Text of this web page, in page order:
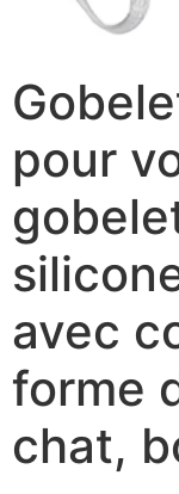
pour
avec
forme
chat,